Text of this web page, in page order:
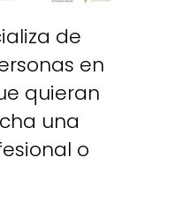
de
en
quieran
una
o